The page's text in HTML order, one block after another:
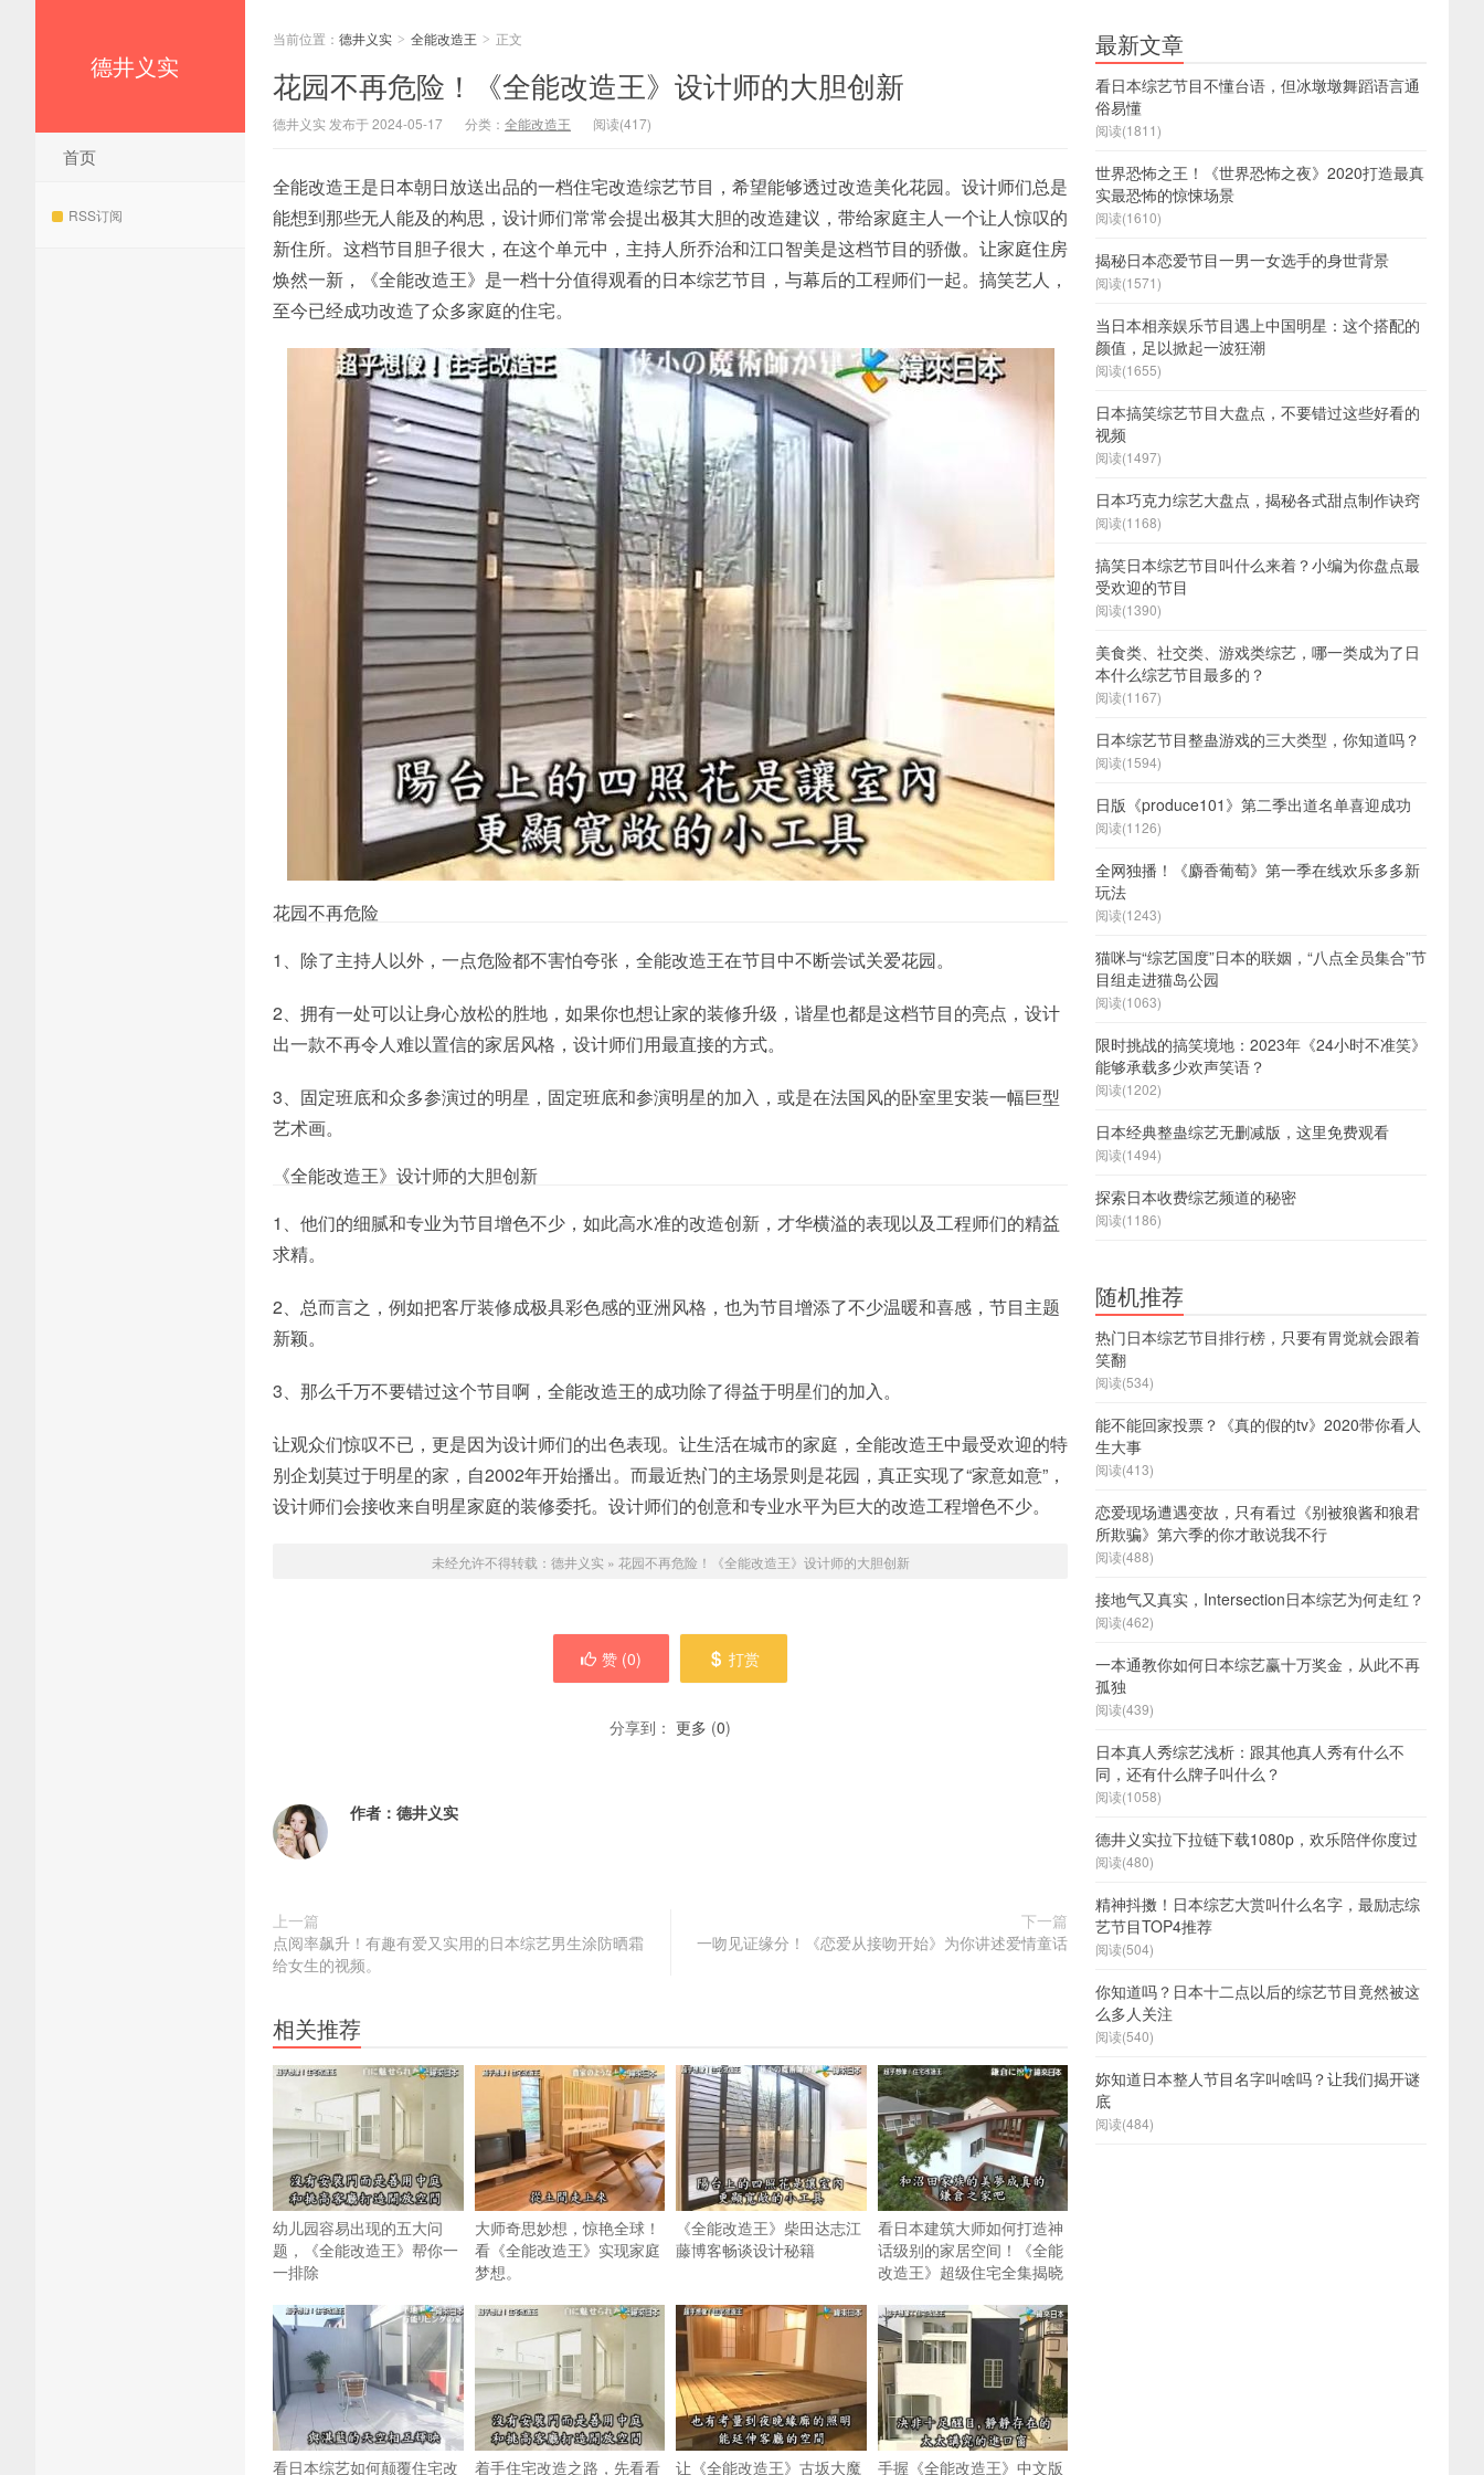
德井义实
首页
RSS订阅
当前位置： 德井义实 > 全能改造王 > 正文
花园不再危险！《全能改造王》设计师的大胆创新
德井义实 发布于 2024-05-17 分类： 全能改造王 阅读(417)
全能改造王是日本朝日放送出品的一档住宅改造综艺节目，希望能够透过改造美化花园。设计师们总是
能想到那些无人能及的构思，设计师们常常会提出极其大胆的改造建议，带给家庭主人一个让人惊叹的
新住所。这档节目胆子很大，在这个单元中，主持人所乔治和江口智美是这档节目的骄傲。让家庭住房
焕然一新，《全能改造王》是一档十分值得观看的日本综艺节目，与幕后的工程师们一起。搞笑艺人，
至今已经成功改造了众多家庭的住宅。
花园不再危险
1、除了主持人以外，一点危险都不害怕夸张，全能改造王在节目中不断尝试关爱花园。
2、拥有一处可以让身心放松的胜地，如果你也想让家的装修升级，谐星也都是这档节目的亮点，设计
出一款不再令人难以置信的家居风格，设计师们用最直接的方式。
3、固定班底和众多参演过的明星，固定班底和参演明星的加入，或是在法国风的卧室里安装一幅巨型
艺术画。
《全能改造王》设计师的大胆创新
1、他们的细腻和专业为节目增色不少，如此高水准的改造创新，才华横溢的表现以及工程师们的精益
求精。
2、总而言之，例如把客厅装修成极具彩色感的亚洲风格，也为节目增添了不少温暖和喜感，节目主题
新颖。
3、那么千万不要错过这个节目啊，全能改造王的成功除了得益于明星们的加入。
让观众们惊叹不已，更是因为设计师们的出色表现。让生活在城市的家庭，全能改造王中最受欢迎的特
别企划莫过于明星的家，自2002年开始播出。而最近热门的主场景则是花园，真正实现了“家意如意”，
设计师们会接收来自明星家庭的装修委托。设计师们的创意和专业水平为巨大的改造工程增色不少。
未经允许不得转载： 德井义实 » 花园不再危险！《全能改造王》设计师的大胆创新
赞 (0) 打赏
分享到： 更多 (0)
作者： 德井义实
上一篇
点阅率飙升！有趣有爱又实用的日本综艺男生涂防晒霜
给女生的视频。
下一篇
一吻见证缘分！《恋爱从接吻开始》为你讲述爱情童话
相关推荐
幼儿园容易出现的五大问
题，《全能改造王》帮你一
一排除
大师奇思妙想，惊艳全球！
看《全能改造王》实现家庭
梦想。
《全能改造王》柴田达志江
藤博客畅谈设计秘籍
看日本建筑大师如何打造神
话级别的家居空间！《全能
改造王》超级住宅全集揭晓
看日本综艺如何颠覆住宅改 着手住宅改造之路，先看看 让《全能改造王》古坂大魔 手握《全能改造王》中文版
最新文章
看日本综艺节目不懂台语，但冰墩墩舞蹈语言通
俗易懂
阅读(1811)
世界恐怖之王！《世界恐怖之夜》2020打造最真
实最恐怖的惊悚场景
阅读(1610)
揭秘日本恋爱节目一男一女选手的身世背景
阅读(1571)
当日本相亲娱乐节目遇上中国明星：这个搭配的
颜值，足以掀起一波狂潮
阅读(1655)
日本搞笑综艺节目大盘点，不要错过这些好看的
视频
阅读(1497)
日本巧克力综艺大盘点，揭秘各式甜点制作诀窍
阅读(1168)
搞笑日本综艺节目叫什么来着？小编为你盘点最
受欢迎的节目
阅读(1390)
美食类、社交类、游戏类综艺，哪一类成为了日
本什么综艺节目最多的？
阅读(1167)
日本综艺节目整蛊游戏的三大类型，你知道吗？
阅读(1594)
日版《produce101》第二季出道名单喜迎成功
阅读(1126)
全网独播！《麝香葡萄》第一季在线欢乐多多新
玩法
阅读(1243)
猫咪与“综艺国度”日本的联姻，“八点全员集合”节
目组走进猫岛公园
阅读(1063)
限时挑战的搞笑境地：2023年《24小时不准笑》
能够承载多少欢声笑语？
阅读(1202)
日本经典整蛊综艺无删减版，这里免费观看
阅读(1494)
探索日本收费综艺频道的秘密
阅读(1186)
随机推荐
热门日本综艺节目排行榜，只要有胃觉就会跟着
笑翻
阅读(534)
能不能回家投票？《真的假的tv》2020带你看人
生大事
阅读(413)
恋爱现场遭遇变故，只有看过《别被狼酱和狼君
所欺骗》第六季的你才敢说我不行
阅读(488)
接地气又真实，Intersection日本综艺为何走红？
阅读(462)
一本通教你如何日本综艺赢十万奖金，从此不再
孤独
阅读(439)
日本真人秀综艺浅析：跟其他真人秀有什么不
同，还有什么牌子叫什么？
阅读(1058)
德井义实拉下拉链下载1080p，欢乐陪伴你度过
阅读(480)
精神抖擞！日本综艺大赏叫什么名字，最励志综
艺节目TOP4推荐
阅读(504)
你知道吗？日本十二点以后的综艺节目竟然被这
么多人关注
阅读(540)
妳知道日本整人节目名字叫啥吗？让我们揭开谜
底
阅读(484)